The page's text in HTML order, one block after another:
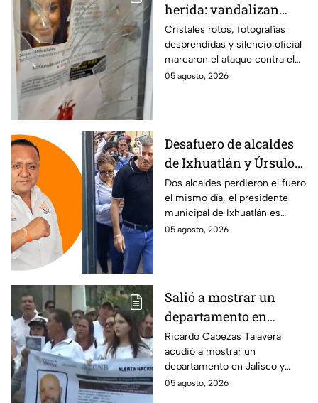
herida: vandalizan
memorial de
desaparecidos en
Veracruz en medio de
crisis
Cristales rotos, fotografías
desprendidas y silencio oficial
marcaron el ataque contra el
memorial de desaparecidos,
05 agosto, 2026
Desafuero de alcaldes
de Ixhuatlán y Úrsulo
Galván: uno de ellos
está implicado en el
asesinato de la
periodista Roxana
Dos alcaldes perdieron el fuero
el mismo día, el presidente
municipal de Ixhuatlán es
investigado por el secuestro y
05 agosto, 2026
Salió a mostrar un
departamento en
Zapopan y no volvió a
casa: Buscan a Ricardo
Cabezas Talavera en
Jalisco
Ricardo Cabezas Talavera
acudió a mostrar un
departamento en Jalisco y
después desapareció;
05 agosto, 2026